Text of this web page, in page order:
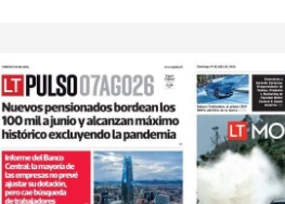
Opens in new window Opens in